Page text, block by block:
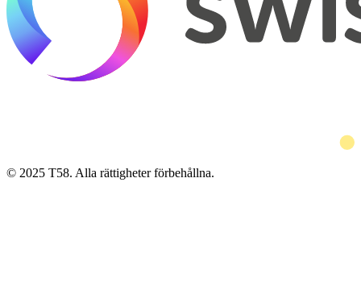
© 2025 T58. Alla rättigheter förbehållna.